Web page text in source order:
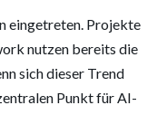
eingetreten. Projekte
nutzen bereits die
sich dieser Trend
Punkt für AI-